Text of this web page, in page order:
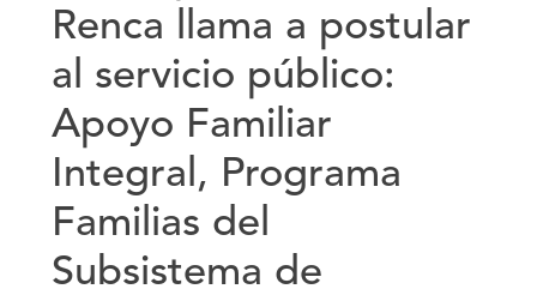
Renca llama a postular
al servicio público:
Apoyo Familiar
Integral, Programa
Familias del
Subsistema de